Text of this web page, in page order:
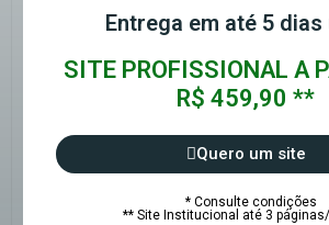
Entrega em até 5
SITE PROFISSIONAL A
R$ 459,90 **
Quero um site
* Consulte condições
** Site Institucional até 3